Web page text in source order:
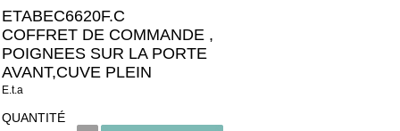
ETABEC6620F.C
COFFRET DE COMMANDE ,
POIGNEES SUR LA PORTE
AVANT,CUVE PLEIN
E.t.a
QUANTITÉ